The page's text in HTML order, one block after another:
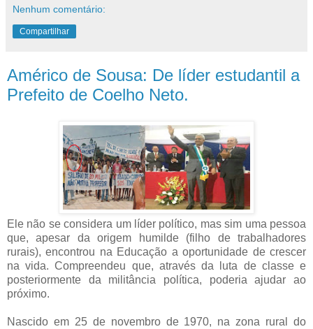
Nenhum comentário:
Compartilhar
Américo de Sousa: De líder estudantil a
Prefeito de Coelho Neto.
Ele não se considera um líder político, mas sim uma pessoa
que, apesar da origem humilde (filho de trabalhadores
rurais), encontrou na Educação a oportunidade de crescer
na vida. Compreendeu que, através da luta de classe e
posteriormente da militância política, poderia ajudar ao
próximo.
Nascido em 25 de novembro de 1970, na zona rural do